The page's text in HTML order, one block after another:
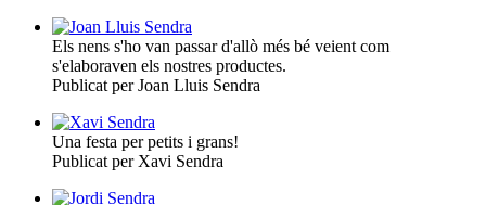
Els nens s'ho van passar d'allò més bé veient com
s'elaboraven els nostres productes.
Publicat per Joan Lluis Sendra
Una festa per petits i grans!
Publicat per Xavi Sendra